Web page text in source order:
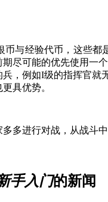
币与经验代币，这些
尽可能的优先使用一
，例如I级的指挥官
具优势。
多进行对战，从战斗
手入门的新闻